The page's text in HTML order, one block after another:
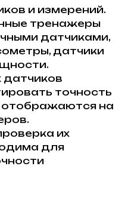
и измерений.
тренажеры
датчиками,
датчики
датчиков
точность
отображаются на
их
для